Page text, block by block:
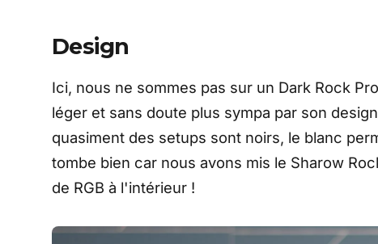
Design
Ici, nous ne sommes pas sur un Dark Rock
léger et sans doute plus sympa par son
quasiment des setups sont noirs, le blanc
tombe bien car nous avons mis le Sharow
de RGB à l'intérieur !